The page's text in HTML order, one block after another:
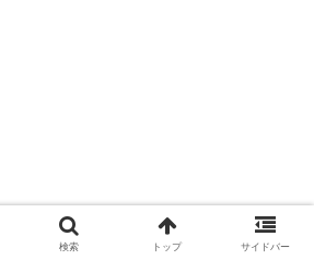
検索 トップ サイドバー